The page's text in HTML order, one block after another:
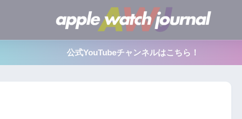
公式YouTubeチャンネルはこちら！